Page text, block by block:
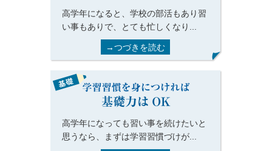
高学年になると、学校の部活もあり習
い事もありで、とても忙しくなり...
→つづきを読む
高学年になっても習い事を続けたいと
思うなら、まずは学習習慣づけが...